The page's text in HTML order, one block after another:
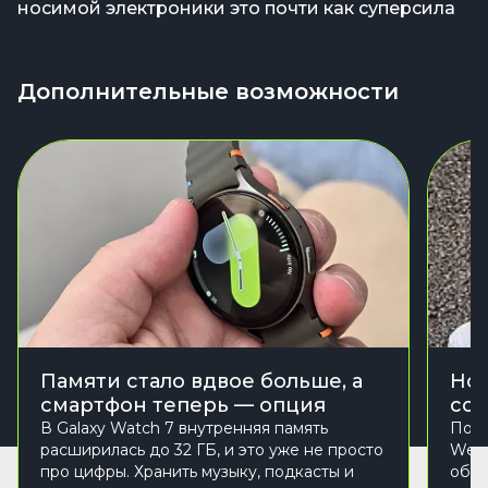
носимой электроники это почти как суперсила
Дополнительные возможности
Памяти стало вдвое больше, а
смартфон теперь — опция
В Galaxy Watch 7 внутренняя память
расширилась до 32 ГБ, и это уже не просто
про цифры. Хранить музыку, подкасты и
со
Под